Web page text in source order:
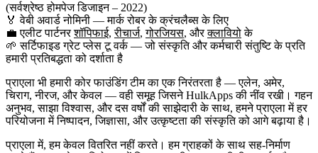
(सर्वश्रेष्ठ होमपेज डिजाइन – 2022)
🏅वेबी अवार्ड नोमिनी —मार्क रोबर के क्रंचलैब्सके लिए
💼एलीट पार्टनर शॉपिफाई,रीचार्ज,गोरजियस, औरक्लावियोके
🌱सर्टिफाइड ग्रेट प्लेस टू वर्क— जो संस्कृति और कर्मचारी संतुष्टि के प्रति
हमारी प्रतिबद्धता को दर्शाता है
प्राएला भी हमारी कोर फाउंडिंग टीम का एक निरंतरता है —एलेन, अमेर,
चिराग, नीरज, और केवल — वही समूह जिसने HulkApps की नींव रखी। गहन
अनुभव, साझा विश्वास, और दस वर्षों की साझेदारी के साथ, हमने प्राएला में हर
परियोजना में निष्पादन, जिज्ञासा, और उत्कृष्टता की संस्कृति को आगे बढ़ाया है।
प्राएला में, हम केवल वितरित नहीं करते। हम ग्राहकों के साथ सह-निर्माण